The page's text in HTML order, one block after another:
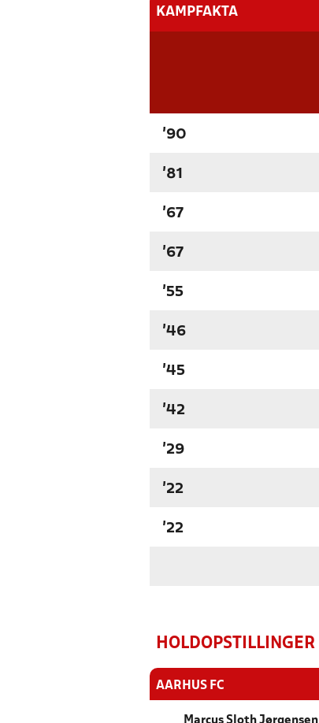
KAMPFAKTA
'90
'81
'67
'67
'55
'46
'45
'42
'29
'22
'22
HOLDOPSTILLINGER
AARHUS FC